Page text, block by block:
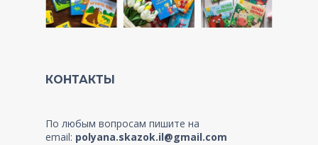
КОНТАКТЫ
По любым вопросам пишите на
email: polyana.skazok.il@gmail.com